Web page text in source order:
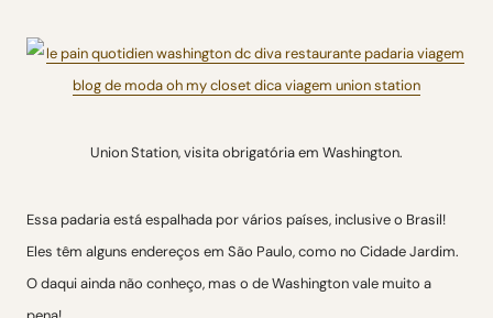
Union Station, visita obrigatória em Washington.
Essa padaria está espalhada por vários países, inclusive o Brasil!
Eles têm alguns endereços em São Paulo, como no Cidade Jardim.
O daqui ainda não conheço, mas o de Washington vale muito a